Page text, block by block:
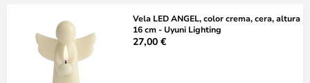
Vela LED ANGEL, color crema, cera, altura
16 cm - Uyuni Lighting
27,00 €